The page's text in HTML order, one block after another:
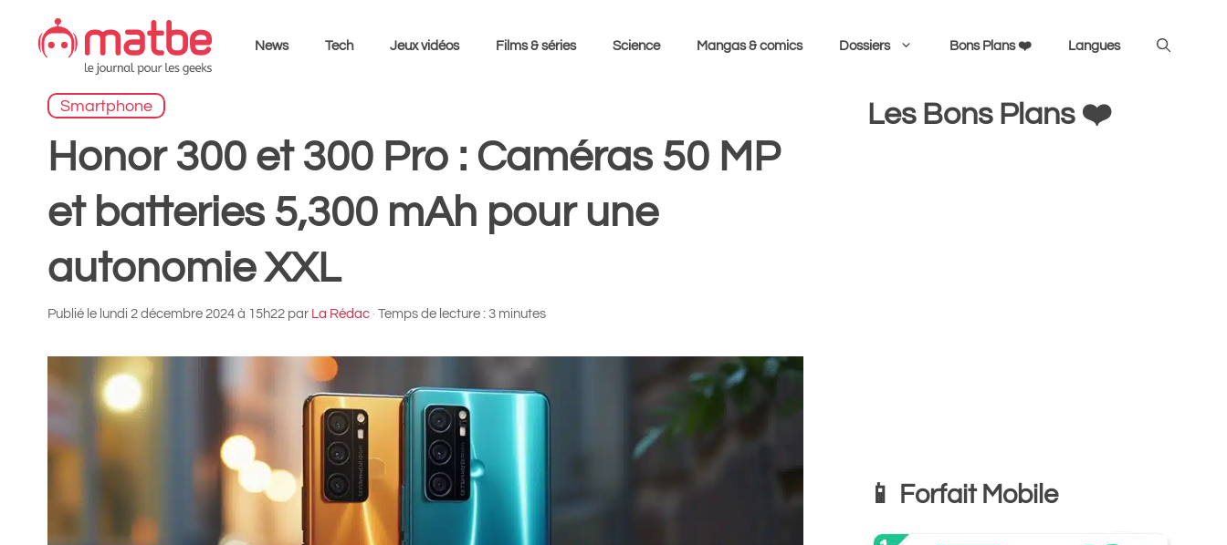
contenu
News Tech Jeux vidéos Films & séries Science Mangas & comics Dossiers Bons Plans ❤️ Langues
Smartphone
Honor 300 et 300 Pro : Caméras 50 MP
et batteries 5,300 mAh pour une
autonomie XXL
Publié le lundi 2 décembre 2024 à 15h22 par La Rédac · Temps de lecture : 3 minutes
Les Bons Plans ❤️
📱 Forfait Mobile